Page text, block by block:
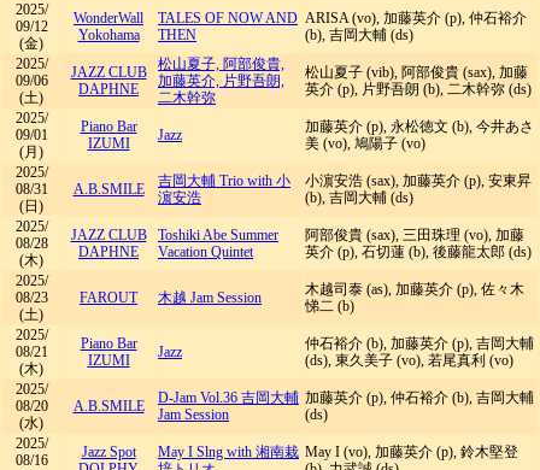
2025/
09/12
(金)
WonderWall
Yokohama
TALES OF NOW AND
THEN
ARISA (vo), 加藤英介 (p), 仲石裕介
(b), 吉岡大輔 (ds)
2025/
09/06
(土)
JAZZ CLUB
DAPHNE
松山夏子, 阿部俊貴,
加藤英介, 片野吾朗,
二木幹弥
松山夏子 (vib), 阿部俊貴 (sax), 加藤
英介 (p), 片野吾朗 (b), 二木幹弥 (ds)
2025/
09/01
(月)
Piano Bar
IZUMI
Jazz
加藤英介 (p), 永松徳文 (b), 今井あさ
美 (vo), 鳩陽子 (vo)
2025/
08/31
(日)
A.B.SMILE
吉岡大輔 Trio with 小
濵安浩
小濵安浩 (sax), 加藤英介 (p), 安東昇
(b), 吉岡大輔 (ds)
2025/
08/28
(木)
JAZZ CLUB
DAPHNE
Toshiki Abe Summer
Vacation Quintet
阿部俊貴 (sax), 三田珠理 (vo), 加藤
英介 (p), 石切蓮 (b), 後藤龍太郎 (ds)
2025/
08/23
(土)
FAROUT 木越 Jam Session
木越司泰 (as), 加藤英介 (p), 佐々木
悌二 (b)
2025/
08/21
(木)
Piano Bar
IZUMI
Jazz
仲石裕介 (b), 加藤英介 (p), 吉岡大輔
(ds), 東久美子 (vo), 若尾真利 (vo)
2025/
08/20
(水)
A.B.SMILE
D-Jam Vol.36 吉岡大輔
Jam Session
加藤英介 (p), 仲石裕介 (b), 吉岡大輔
(ds)
2025/
08/16
Jazz Spot
May I Slng with 湘南栽 May I (vo), 加藤英介 (p), 鈴木堅登